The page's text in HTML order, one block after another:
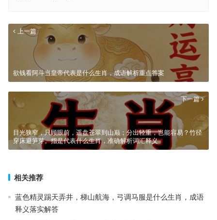
上一篇
欲钱看阿斗当皇帝代表是什么生肖，成语解析重点答案
下一篇
目光狭窄，只顾眼前，遥盘苍翠到山巅；分出轻重，岂能容易？竹径
穿床避笋芽。指是代表什么生肖，准确解析词汇释义
相关推荐
蓝色精灵踢天弄井，梯山航海，弓调马服是什么生肖，成语
释义落实解答